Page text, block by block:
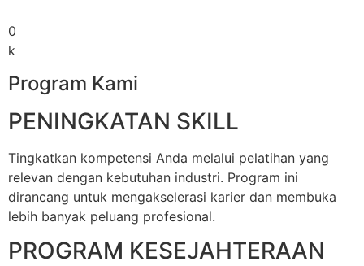
0
k
Program Kami
PENINGKATAN SKILL
Tingkatkan kompetensi Anda melalui pelatihan yang
relevan dengan kebutuhan industri. Program ini
dirancang untuk mengakselerasi karier dan membuka
lebih banyak peluang profesional.
PROGRAM KESEJAHTERAAN